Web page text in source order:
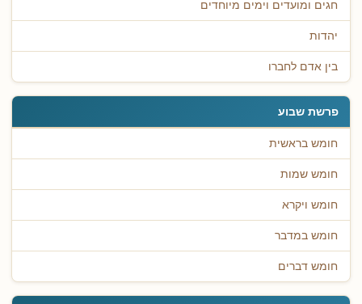
חגים ומועדים וימים מיוחדים
יהדות
בין אדם לחברו
פרשת שבוע
חומש בראשית
חומש שמות
חומש ויקרא
חומש במדבר
חומש דברים